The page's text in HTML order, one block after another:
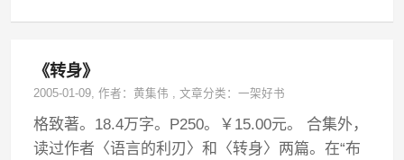
《转身》
2005-01-09, 作者：黄集伟 ,文章分类：一架好书
格致著。18.4万字。P250。￥15.00元。 合集外，
读过作者〈语言的利刃〉和〈转身〉两篇。在“布